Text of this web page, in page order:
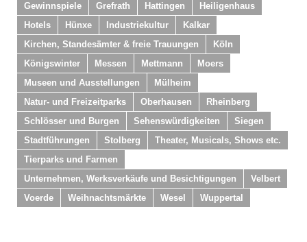
Gewinnspiele
Grefrath Hattingen
Heiligenhaus
Hotels
Hünxe Industriekultur
Kalkar
Kirchen, Standesämter & freie Trauungen
Köln
Königswinter
Messen Mettmann
Moers
Museen und Ausstellungen
Mülheim
Natur- und Freizeitparks
Oberhausen
Rheinberg
Schlösser und Burgen
Sehenswürdigkeiten
Siegen
Stadtführungen
Stolberg
Theater, Musicals, Shows etc.
Tierparks und Farmen
Unternehmen, Werksverkäufe und Besichtigungen
Velbert
Voerde
Weihnachtsmärkte Wesel Wuppertal